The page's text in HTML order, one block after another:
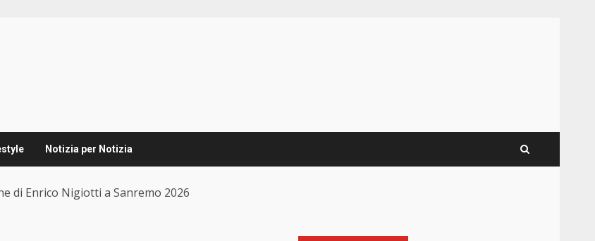
Notizia per Notizia
di Enrico Nigiotti a Sanremo 2026